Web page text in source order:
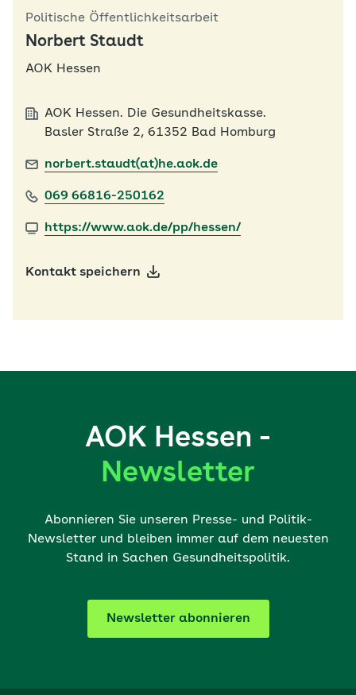
Politische Öffentlichkeitsarbeit
Norbert Staudt
AOK Hessen
AOK Hessen. Die Gesundheitskasse.
Basler Straße 2, 61352 Bad Homburg
norbert.staudt(at)he.aok.de
069 66816-250162
https://www.aok.de/pp/hessen/
Kontakt speichern
AOK Hessen -
Newsletter
Abonnieren Sie unseren Presse- und Politik-
Newsletter und bleiben immer auf dem neuesten
Stand in Sachen Gesundheitspolitik.
Newsletter abonnieren